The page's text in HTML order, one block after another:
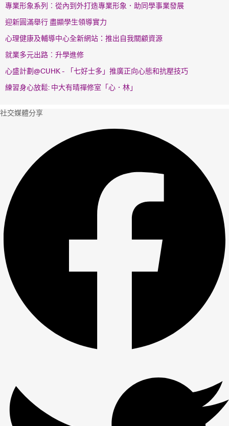
專業形象系列︰從內到外打造專業形象．助同學事業發展
迎新圓滿舉行 盡顯學生領導實力
心理健康及輔導中心全新網站：推出自我關顧資源
就業多元出路︰升學進修
心盛計劃@CUHK - 「七好士多」推廣正向心態和抗壓技巧
練習身心放鬆: 中大有晴禪修室「心．林」
社交媒體分享